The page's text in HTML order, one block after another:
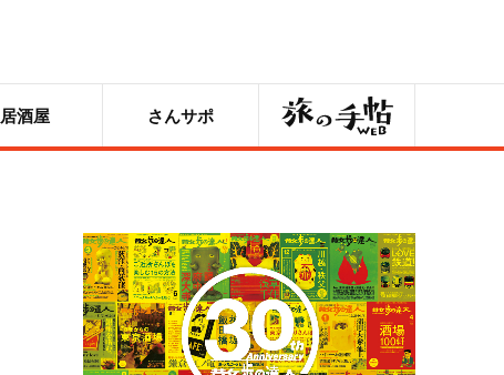
居酒屋 さんサポ 旅の手帖